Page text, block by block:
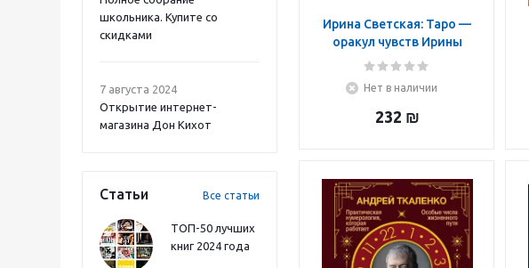
школьника. Купите со
скидками
7 августа 2024
Открытие интернет-
магазина Дон Кихот
Статьи Все статьи
ТОП-50 лучших
книг 2024 года
Ирина Светская: Таро —
оракул чувств Ирины
Светской. 91 карта с
коробке
Нет в наличии
232 ₪